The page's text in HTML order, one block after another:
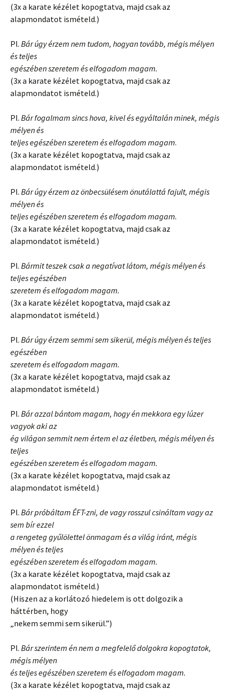
(3x a karate kézélet kopogtatva, majd csak az
alapmondatot ismételd.)
Pl. Bár úgy érzem nem tudom, hogyan tovább, mégis mélyen
és teljes
egészében szeretem és elfogadom magam.
(3x a karate kézélet kopogtatva, majd csak az
alapmondatot ismételd.)
Pl. Bár fogalmam sincs hova, kivel és egyáltalán minek, mégis
mélyen és
teljes egészében szeretem és elfogadom magam.
(3x a karate kézélet kopogtatva, majd csak az
alapmondatot ismételd.)
Pl. Bár úgy érzem az önbecsülésem önutálattá fajult, mégis
mélyen és
teljes egészében szeretem és elfogadom magam.
(3x a karate kézélet kopogtatva, majd csak az
alapmondatot ismételd.)
Pl. Bármit teszek csak a negatívat látom, mégis mélyen és
teljes egészében
szeretem és elfogadom magam.
(3x a karate kézélet kopogtatva, majd csak az
alapmondatot ismételd.)
Pl. Bár úgy érzem semmi sem sikerül, mégis mélyen és teljes
egészében
szeretem és elfogadom magam.
(3x a karate kézélet kopogtatva, majd csak az
alapmondatot ismételd.)
Pl. Bár azzal bántom magam, hogy én mekkora egy lúzer
vagyok aki az
ég világon semmit nem értem el az életben, mégis mélyen és
teljes
egészében szeretem és elfogadom magam.
(3x a karate kézélet kopogtatva, majd csak az
alapmondatot ismételd.)
Pl. Bár próbáltam ÉFT-zni, de vagy rosszul csináltam vagy az
sem bír ezzel
a rengeteg gyűlölettel önmagam és a világ iránt, mégis
mélyen és teljes
egészében szeretem és elfogadom magam.
(3x a karate kézélet kopogtatva, majd csak az
alapmondatot ismételd.)
(Hiszen az a korlátozó hiedelem is ott dolgozik a
háttérben, hogy
„nekem semmi sem sikerül.”)
Pl. Bár szerintem én nem a megfelelő dolgokra kopogtatok,
mégis mélyen
és teljes egészében szeretem és elfogadom magam.
(3x a karate kézélet kopogtatva, majd csak az